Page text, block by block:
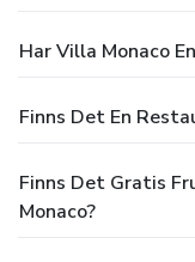
Har Villa Monaco
Finns Det En
Finns Det Gratis
Monaco?